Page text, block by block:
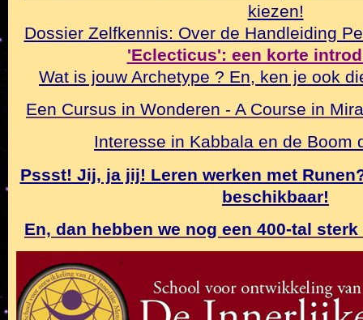
kiezen!
Dossier Zelfkennis: Over de Handleiding
'Eclecticus': een korte
Wat is jouw Archetype ? En, ken je ook
Een Cursus in Wonderen - A Course in
Interesse in Kabbala en de Boom
Pssst! Jij, ja jij! Leren werken met
beschikbaar!
En, dan hebben we nog een 400-tal